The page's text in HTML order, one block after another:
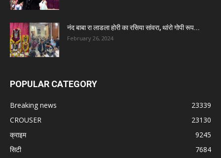
नंद बाबा रा लाडला होरी का रसिया सांवरा, थांरो गोपी रूप...
February 26, 2024
POPULAR CATEGORY
Breaking news
23339
CROUSER
23130
क्राइम
9245
सिटी
7684